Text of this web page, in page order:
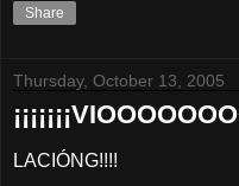
Share
Thursday, October 13, 2005
LACIÓNG!!!!